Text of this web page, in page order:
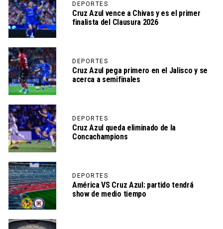
DEPORTES
Cruz Azul vence a Chivas y es el primer
finalista del Clausura 2026
DEPORTES
Cruz Azul pega primero en el Jalisco y se
acerca a semifinales
DEPORTES
Cruz Azul queda eliminado de la
Concachampions
DEPORTES
América VS Cruz Azul: partido tendrá
show de medio tiempo